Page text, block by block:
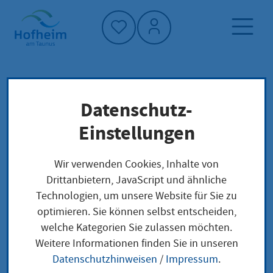
Startseite"
Dienstleistung-Finder
Lokale Anliegen
Förderung für den Ausbau der
Mobilfunkversorgung im Land Hessen
beantragen
Förderung für den
Ausbau der
Datenschutz-
Einstellungen
Wir verwenden Cookies, Inhalte von
Drittanbietern, JavaScript und ähnliche
Technologien, um unsere Website für Sie zu
optimieren. Sie können selbst entscheiden,
welche Kategorien Sie zulassen möchten.
Weitere Informationen finden Sie in unseren
Datenschutzhinweisen / Impressum.